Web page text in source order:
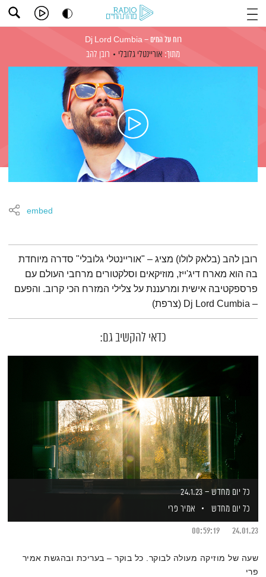
רוח על המים – Dj Lord Cumbia
מתוך: אוריינטלי גלובלי רובן להב
embed
תמצית הפודקאסט
רובן להב (בלאק לולו) מציג – "אוריינטלי גלובלי" סדרה מיוחדת
בה הוא מארח דיג'ייז, מוזיקאים וסלקטורים מרחבי העולם עם
פרספקטיבה אישית ומרעננת על צלילי המזרח הכי קרוב. והפעם
– Dj Lord Cumbia (צרפת)
כדאי להקשיב גם:
כל יום מחדש – 24.1.23
כל יום מחדש
אמיר פרי
24.01.23
00:59:19
שעה של מוזיקה מעולה לבוקר. כל בוקר – בעריכת ובהגשת אמיר
פרי